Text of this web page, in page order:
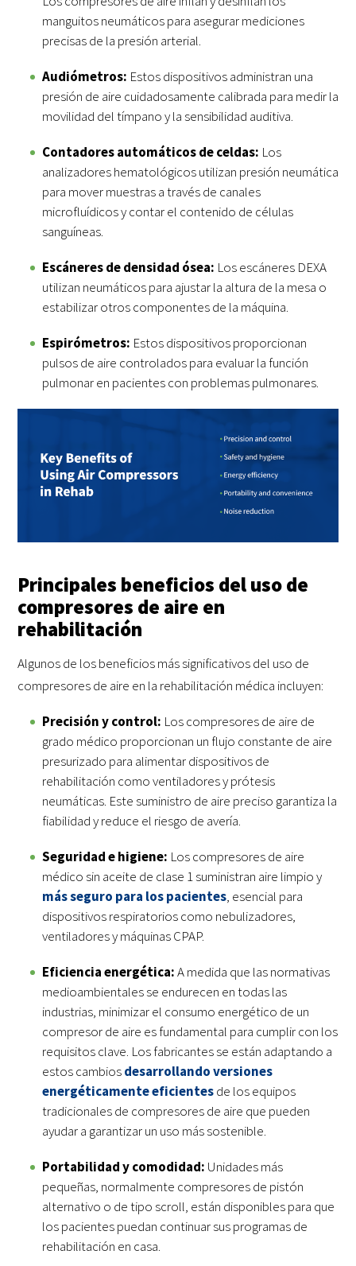
manguitos neumáticos para asegurar mediciones
precisas de la presión arterial.
Audiómetros: Estos dispositivos administran una
presión de aire cuidadosamente calibrada para medir la
movilidad del tímpano y la sensibilidad auditiva.
Contadores automáticos de celdas: Los
analizadores hematológicos utilizan presión neumática
para mover muestras a través de canales
microfluídicos y contar el contenido de células
sanguíneas.
Escáneres de densidad ósea: Los escáneres DEXA
utilizan neumáticos para ajustar la altura de la mesa o
estabilizar otros componentes de la máquina.
Espirómetros: Estos dispositivos proporcionan
pulsos de aire controlados para evaluar la función
pulmonar en pacientes con problemas pulmonares.
Principales beneficios del uso de
compresores de aire en
rehabilitación
Algunos de los beneficios más significativos del uso de
compresores de aire en la rehabilitación médica incluyen:
Precisión y control: Los compresores de aire de
grado médico proporcionan un flujo constante de aire
presurizado para alimentar dispositivos de
rehabilitación como ventiladores y prótesis
neumáticas. Este suministro de aire preciso garantiza la
fiabilidad y reduce el riesgo de avería.
Seguridad e higiene: Los compresores de aire
médico sin aceite de clase 1 suministran aire limpio y
más seguro para los pacientes, esencial para
dispositivos respiratorios como nebulizadores,
ventiladores y máquinas CPAP.
Eficiencia energética:A medida que las normativas
medioambientales se endurecen en todas las
industrias, minimizar el consumo energético de un
compresor de aire es fundamental para cumplir con los
requisitos clave. Los fabricantes se están adaptando a
estos cambiosdesarrollando versiones
energéticamente eficientesde los equipos
tradicionales de compresores de aire que pueden
ayudar a garantizar un uso más sostenible.
Portabilidad y comodidad: Unidades más
pequeñas, normalmente compresores de pistón
alternativo o de tipo scroll, están disponibles para que
los pacientes puedan continuar sus programas de
rehabilitación en casa.